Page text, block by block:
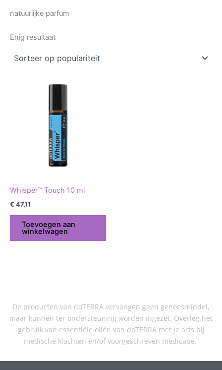
natuurlijke parfum
Enig resultaat
Whisper™ Touch 10 ml
€ 47,11
Toevoegen aan
winkelwagen
De producten van doTERRA vervangen geen geneesmiddel,
maar kunnen ter ondersteuning worden ingezet. Overleg het
gebruik van essentiële oliën van doTERRA met je arts bij
medische klachten en/of voorgeschreven medicatie.